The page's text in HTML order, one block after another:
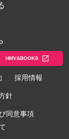
HMV&BOOKS
採用情報
針
同意事項